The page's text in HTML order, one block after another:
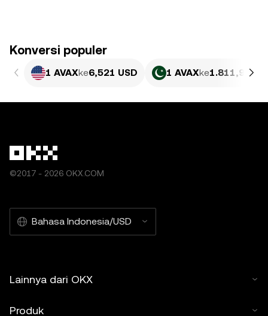
Konversi populer
1 AVAXke6,521 USD 1 AVAXke1.811,98
©2017 - 2026 OKX.COM
Bahasa Indonesia/USD
Lainnya dari OKX
Produk